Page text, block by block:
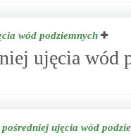
wód podziemnych
ujęcia wód
ujęcia wód